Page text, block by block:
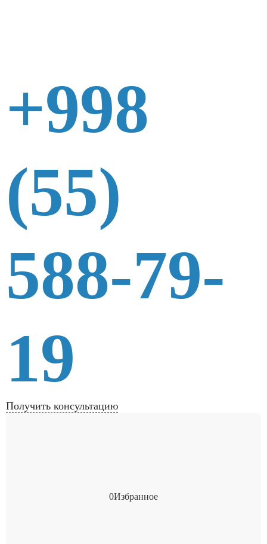
+998
(55)
588-79-
19
Получить консультацию
0Избранное